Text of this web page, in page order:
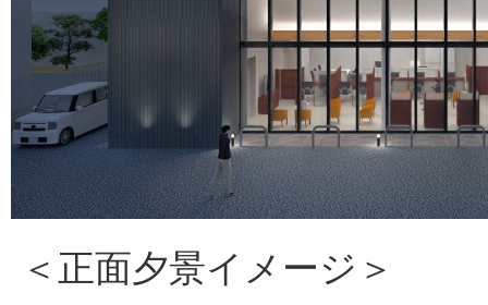
＜正面夕景イメージ＞